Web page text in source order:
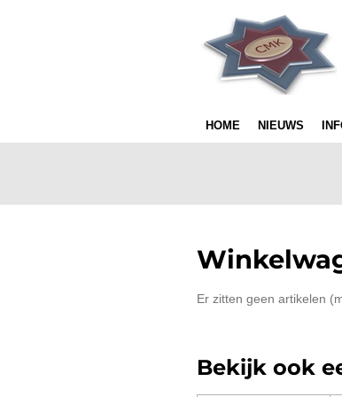
HOME NIEUWS
Er zitten geen artikelen
Bekijk ook